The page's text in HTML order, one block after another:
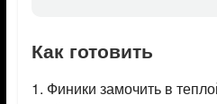
Как готовить
1. Финики замочить в